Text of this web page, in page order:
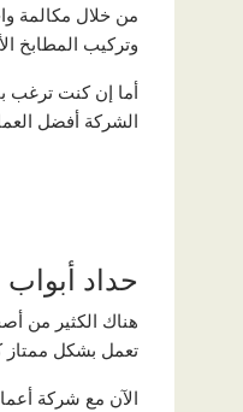
من خلال مكالمة
وتركيب المطابخ
أما إن كنت ترغب
الشركة أفضل
حداد أبواب
هناك الكثير من
تعمل بشكل ممتاز
الآن مع شركة